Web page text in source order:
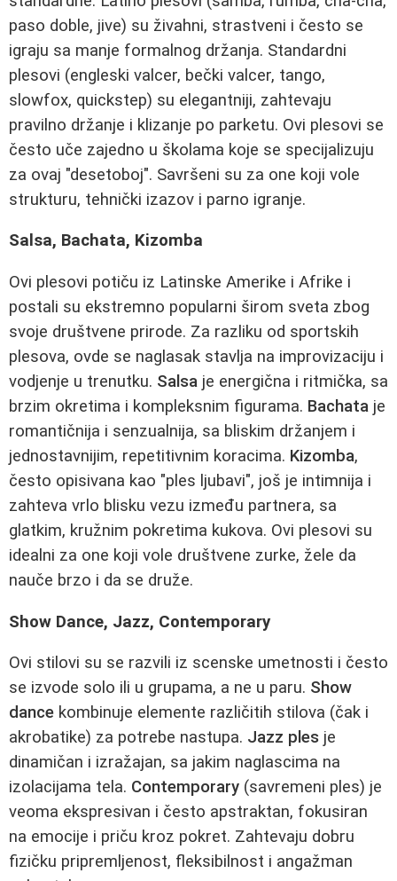
paso doble, jive) su živahni, strastveni i često se
igraju sa manje formalnog držanja. Standardni
plesovi (engleski valcer, bečki valcer, tango,
slowfox, quickstep) su elegantniji, zahtevaju
pravilno držanje i klizanje po parketu. Ovi plesovi se
često uče zajedno u školama koje se specijalizuju
za ovaj "desetoboj". Savršeni su za one koji vole
strukturu, tehnički izazov i parno igranje.
Salsa, Bachata, Kizomba
Ovi plesovi potiču iz Latinske Amerike i Afrike i
postali su ekstremno popularni širom sveta zbog
svoje društvene prirode. Za razliku od sportskih
plesova, ovde se naglasak stavlja na improvizaciju i
vodjenje u trenutku. Salsa je energična i ritmička, sa
brzim okretima i kompleksnim figurama. Bachata je
romantičnija i senzualnija, sa bliskim držanjem i
jednostavnijim, repetitivnim koracima. Kizomba,
često opisivana kao "ples ljubavi", još je intimnija i
zahteva vrlo blisku vezu između partnera, sa
glatkim, kružnim pokretima kukova. Ovi plesovi su
idealni za one koji vole društvene zurke, žele da
nauče brzo i da se druže.
Show Dance, Jazz, Contemporary
Ovi stilovi su se razvili iz scenske umetnosti i često
se izvode solo ili u grupama, a ne u paru. Show
dance kombinuje elemente različitih stilova (čak i
akrobatike) za potrebe nastupa. Jazz ples je
dinamičan i izražajan, sa jakim naglascima na
izolacijama tela. Contemporary (savremeni ples) je
veoma ekspresivan i često apstraktan, fokusiran
na emocije i priču kroz pokret. Zahtevaju dobru
fizičku pripremljenost, fleksibilnost i angažman